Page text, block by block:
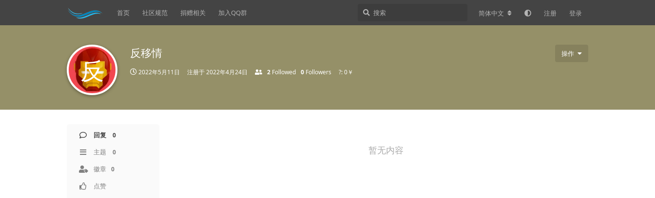
首页 社区规范 捐赠相关 加入QQ群 简体中文 注册 登录
操作
反
反移情
2022年5月11日 注册于2022年4月24日 2 Followed 0 Followers ?: 0￥
回复 0
主题 0
徽章 0
点赞
暂无内容